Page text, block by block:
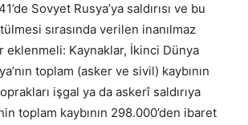
Sovyet Rusya’ya saldırısı ve bu
sırasında verilen inanılmaz
eklenmeli: Kaynaklar, İkinci Dünya
toplam (asker ve sivil) kaybının
işgal ya da askerî saldırıya
toplam kaybının 298.000’den ibaret